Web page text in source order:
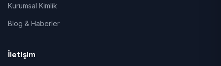
Kurumsal Kimlik
Blog & Haberler
İletişim